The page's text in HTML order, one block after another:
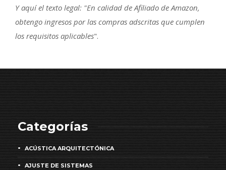
Y aquí el texto legal: "En calidad de Afiliado de Amazon,
obtengo ingresos por las compras adscritas que cumplen
los requisitos aplicables".
Categorías
ACÚSTICA ARQUITECTÓNICA
AJUSTE DE SISTEMAS